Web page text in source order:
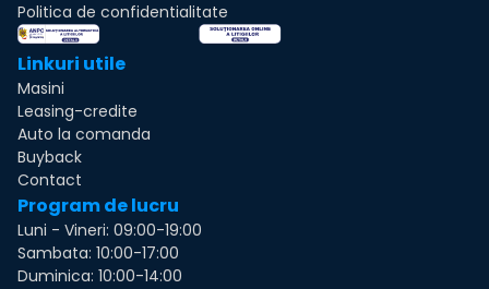
Politica de confidentialitate
Linkuri utile
Masini
Leasing-credite
Auto la comanda
Buyback
Contact
Program de lucru
Luni - Vineri: 09:00-19:00
Sambata: 10:00-17:00
Duminica: 10:00-14:00